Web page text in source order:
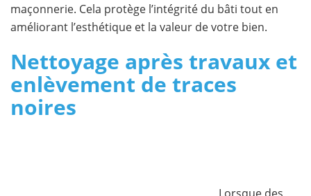
maçonnerie. Cela protège l’intégrité du bâti tout en
améliorant l’esthétique et la valeur de votre bien.
Nettoyage après travaux et
enlèvement de traces
noires